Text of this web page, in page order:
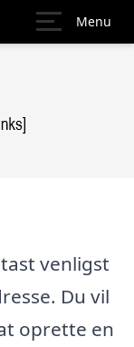
Menu
venligst
Du vil
oprette en